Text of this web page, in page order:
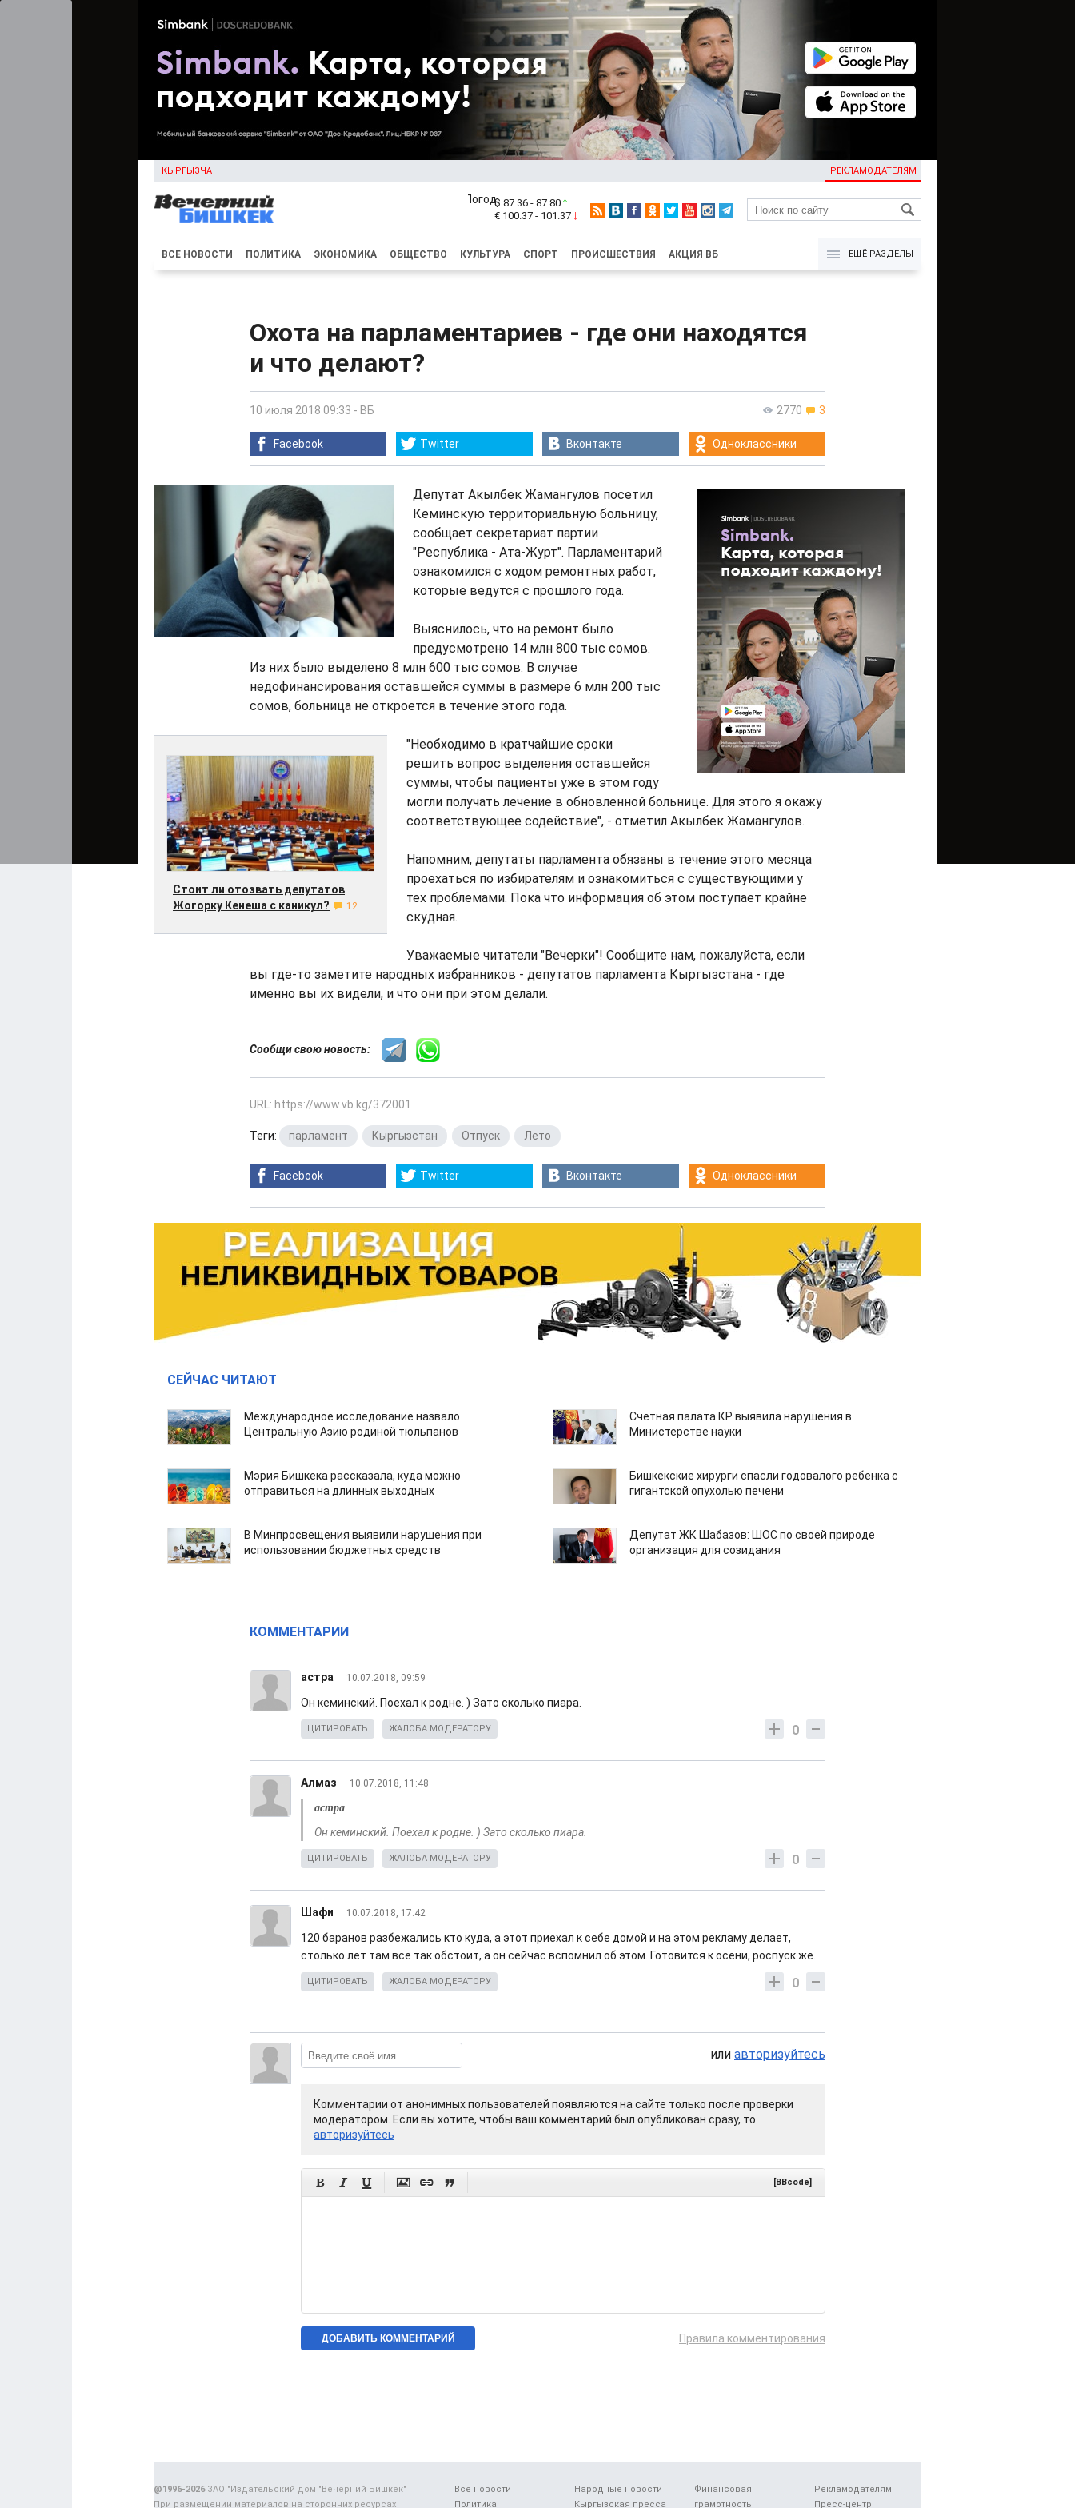
КЫРГЫЗЧА РЕКЛАМОДАТЕЛЯМ
KG
$ 87.36 - 87.80
€ 100.37 - 101.37
ВСЕ НОВОСТИ ПОЛИТИКА ЭКОНОМИКА ОБЩЕСТВО КУЛЬТУРА СПОРТ ПРОИСШЕСТВИЯ АКЦИЯ ВБ ЕЩЁ РАЗДЕЛЫ
Охота на парламентариев - где они находятся
и что делают?
2770 3
10 июля 2018 09:33 - ВБ
Facebook Twitter Вконтакте Одноклассники
Депутат Акылбек Жамангулов посетил
Кеминскую территориальную больницу,
сообщает секретариат партии
"Республика - Ата-Журт". Парламентарий
ознакомился с ходом ремонтных работ,
которые ведутся с прошлого года.
Выяснилось, что на ремонт было
предусмотрено 14 млн 800 тыс сомов.
Из них было выделено 8 млн 600 тыс сомов. В случае
недофинансирования оставшейся суммы в размере 6 млн 200 тыс
сомов, больница не откроется в течение этого года.
Стоит ли отозвать депутатов
Жогорку Кенеша с каникул?
12
"Необходимо в кратчайшие сроки
решить вопрос выделения оставшейся
суммы, чтобы пациенты уже в этом году
могли получать лечение в обновленной больнице. Для этого я окажу
соответствующее содействие", - отметил Акылбек Жамангулов.
Напомним, депутаты парламента обязаны в течение этого месяца
проехаться по избирателям и ознакомиться с существующими у
тех проблемами. Пока что информация об этом поступает крайне
скудная.
Уважаемые читатели "Вечерки"! Сообщите нам, пожалуйста, если
вы где-то заметите народных избранников - депутатов парламента Кыргызстана - где
именно вы их видели, и что они при этом делали.
Сообщи свою новость:
URL: https://www.vb.kg/372001
Теги: парламент Кыргызстан Отпуск Лето
Facebook Twitter Вконтакте Одноклассники
СЕЙЧАС ЧИТАЮТ
Международное исследование назвало
Центральную Азию родиной тюльпанов
Счетная палата КР выявила нарушения в
Министерстве науки
Мэрия Бишкека рассказала, куда можно
отправиться на длинных выходных
Бишкекские хирурги спасли годовалого ребенка с
гигантской опухолью печени
В Минпросвещения выявили нарушения при
использовании бюджетных средств
Депутат ЖК Шабазов: ШОС по своей природе
организация для созидания
КОММЕНТАРИИ
астра 10.07.2018, 09:59
Он кеминский. Поехал к родне. ) Зато сколько пиара.
0
ЦИТИРОВАТЬ ЖАЛОБА МОДЕРАТОРУ
Алмаз 10.07.2018, 11:48
астра
Он кеминский. Поехал к родне. ) Зато сколько пиара.
0
ЦИТИРОВАТЬ ЖАЛОБА МОДЕРАТОРУ
Шафи 10.07.2018, 17:42
120 баранов разбежались кто куда, а этот приехал к себе домой и на этом рекламу делает,
столько лет там все так обстоит, а он сейчас вспомнил об этом. Готовится к осени, роспуск же.
0
ЦИТИРОВАТЬ ЖАЛОБА МОДЕРАТОРУ
или авторизуйтесь
Комментарии от анонимных пользователей появляются на сайте только после проверки
модератором. Если вы хотите, чтобы ваш комментарий был опубликован сразу, то
авторизуйтесь
      [BBcode]
Правила комментирования
Все новости
Политика
Народные новости
Кыргызская пресса
Финансовая
грамотность
Рекламодателям
Пресс-центр
@1996-2026ЗАО "Издательский дом "Вечерний Бишкек"
При размещении материалов на сторонних ресурсах